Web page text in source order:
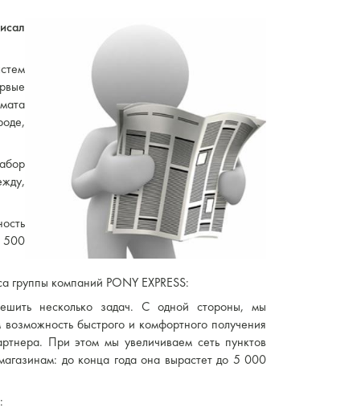
500
группы компаний PONY EXPRESS:
несколько задач. С одной стороны, мы
быстрого и комфортного получения
При этом мы увеличиваем сеть пунктов
до конца года она вырастет до 5 000